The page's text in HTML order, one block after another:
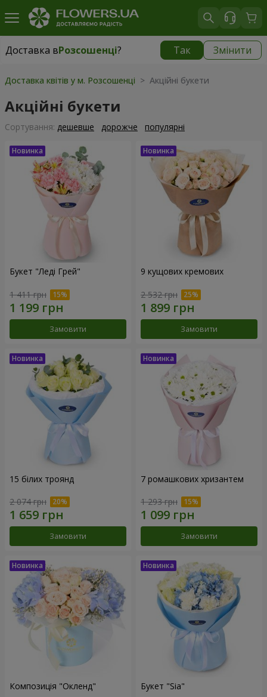
Доставка вРозсошенці? Так Змінити
Доставка вРозсошенці| безкоштовно
Доставка квітів у м. Розсошенці > Акційні букети
Акційні букети
Сортування: дешевше дорожче популярні
Букет "Леді Грей"
1 411 грн
Замовити
9 кущових кремових
2 532 грн
Замовити
15 білих троянд
2 074 грн
Замовити
7 ромашкових хризантем
1 293 грн
Замовити
Композиція "Окленд" Букет "Sia"